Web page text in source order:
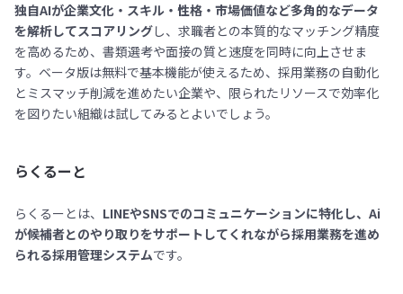
独自AIが企業文化・スキル・性格・市場価値など多角的なデータ
を解析してスコアリングし、求職者との本質的なマッチング精度
を高めるため、書類選考や面接の質と速度を同時に向上させま
す。ベータ版は無料で基本機能が使えるため、採用業務の自動化
とミスマッチ削減を進めたい企業や、限られたリソースで効率化
を図りたい組織は試してみるとよいでしょう。
らくるーと
らくるーとは、 LINEやSNSでのコミュニケーションに特化し、Ai
が候補者とのやり取りをサポートしてくれながら採用業務を進め
られる採用管理システムです。